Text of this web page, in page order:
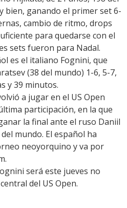
bien, ganando el primer set 6-
cambio de ritmo, drops
para quedarse con el
sets fueron para Nadal.
es el italiano Fognini, que
(38 del mundo) 1-6, 5-7,
y 39 minutos.
a jugar en el US Open
participación, en la que
la final ante el ruso Daniil
mundo. El español ha
neoyorquino y va por
será este jueves no
del US Open.